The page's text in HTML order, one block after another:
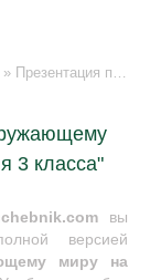
» Презентация по окружающему миру на тему:"Состояние воды" для 3 класса
3 класса"
вы
версией
миру на